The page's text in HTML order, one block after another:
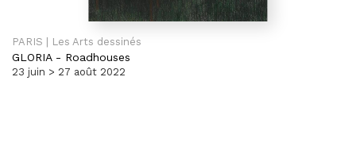
PARIS | Les Arts dessinés
GLORIA - Roadhouses
23 juin > 27 août 2022